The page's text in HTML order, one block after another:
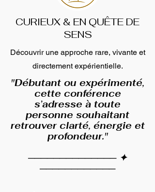
CURIEUX & EN QUÊTE DE
SENS
Découvrir une approche rare, vivante et
directement expérientielle.
"Débutant ou expérimenté,
cette conférence
s’adresse à toute
personne souhaitant
retrouver clarté, énergie et
profondeur."
────────────── ✦
────────────